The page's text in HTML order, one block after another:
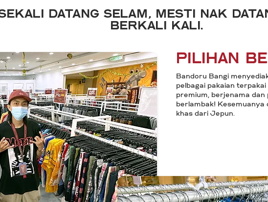
datang selam, mesti nak
berkali kali.
Pilihan
Bandoru Bangi
pelbagai pakaian
premium, berjenama dan
berlambak! Kesemuanya
khas dari Jepun.